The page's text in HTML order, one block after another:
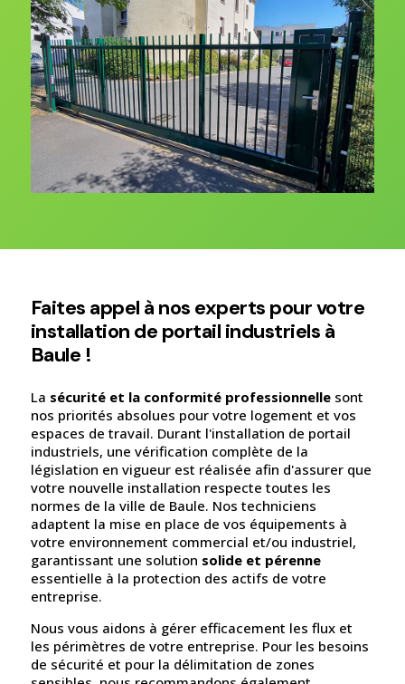
Faites appel à nos experts pour votre
installation de portail industriels à
Baule !
La sécurité et la conformité professionnellesont
nos priorités absolues pour votre logement et vos
espaces de travail. Durant l'installation de portail
industriels, une vérification complète de la
législation en vigueur est réalisée afin d'assurer que
votre nouvelle installation respecte toutes les
normes de la ville de Baule. Nos techniciens
adaptent la mise en place de vos équipements à
votre environnement commercial et/ou industriel,
garantissant une solution solide et pérenne
essentielle à la protection des actifs de votre
entreprise.
Nous vous aidons à gérer efficacement les flux et
les périmètres de votre entreprise. Pour les besoins
de sécurité et pour la délimitation de zones